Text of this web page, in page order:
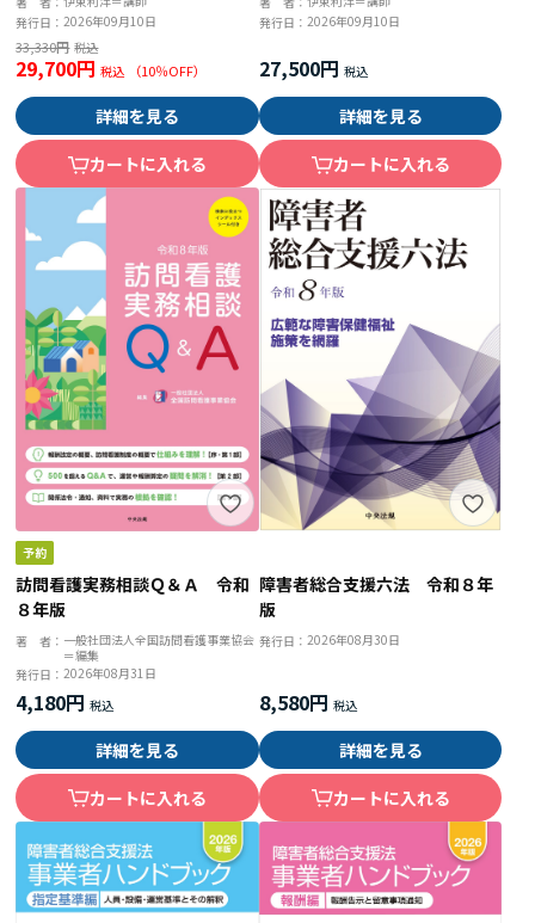
発行日：2026年09月10日
33,330円
29,700円 （10％OFF）
詳細を見る
カートに入れる
発行日： 2026年09月10日
27,500円
詳細を見る
カートに入れる
訪問看護実務相談Ｑ＆Ａ 令和
８年版
著 者： 一般社団法人全国訪問看護事業協会
＝編集
発行日：2026年08月31日
4,180円
詳細を見る
カートに入れる
障害者総合支援六法 令和８年
版
発行日： 2026年08月30日
8,580円
詳細を見る
カートに入れる